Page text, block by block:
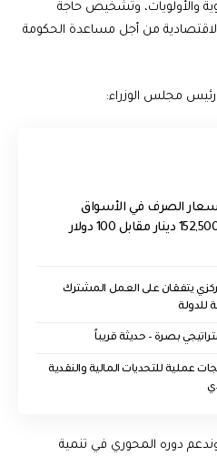
والأولويات، وتشخيص حاجة
من أجل مساعدة الحكومة
رئيس مجلس الوزراء:
الصرف في الأسواق
يتفقان على العمل المشترك
للدولة
بصرة – حديثة قريباً
عملية للتحديات المالية والنقدية
دوره المحوري في تنمية